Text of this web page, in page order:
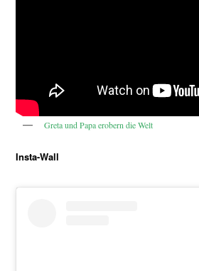
Greta und Papa erobern die Welt
Insta-Wall